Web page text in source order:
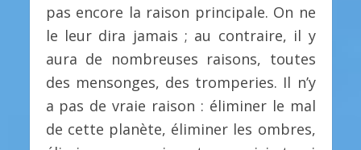
pas encore la raison principale. On ne
le leur dira jamais ; au contraire, il y
aura de nombreuses raisons, toutes
des mensonges, des tromperies. Il n’y
a pas de vraie raison : éliminer le mal
de cette planète, éliminer les ombres,